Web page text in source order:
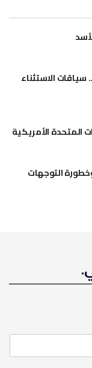
الاستثناء
المتحدة الأمريكية
التوجهات